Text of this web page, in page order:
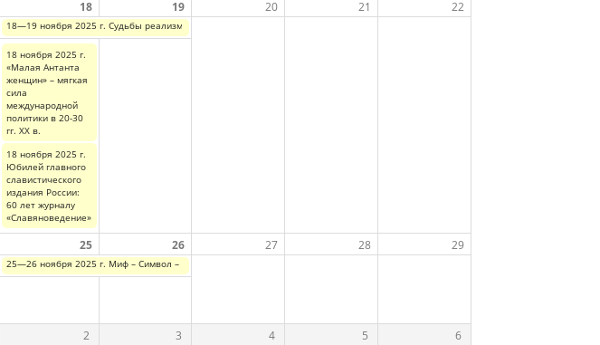
18 19 20 21 22
18—19 ноября 2025 г. Судьбы реализма в славянских литературах XX в. II чтения памяти С.В. Никольского и Л.Н. Будаговой
18 ноября 2025 г.
«Малая Антанта
женщин» – мягкая
сила
международной
политики в 20-30
гг. ХХ в.
18 ноября 2025 г.
Юбилей главного
славистического
издания России:
60 лет журналу
«Славяноведение»
25 26 27 28 29
25—26 ноября 2025 г. Миф – Символ – Образ в языке, культуре и искусстве
2 3 4 5 6